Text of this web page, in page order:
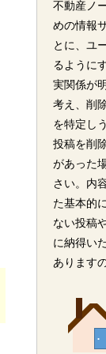
不動産ノ
めの情報
とに、ユ
るように
実関係が
考え、削
を特定し
投稿を削
があった
さい。内
た基本的
ない投稿
に納得い
あります